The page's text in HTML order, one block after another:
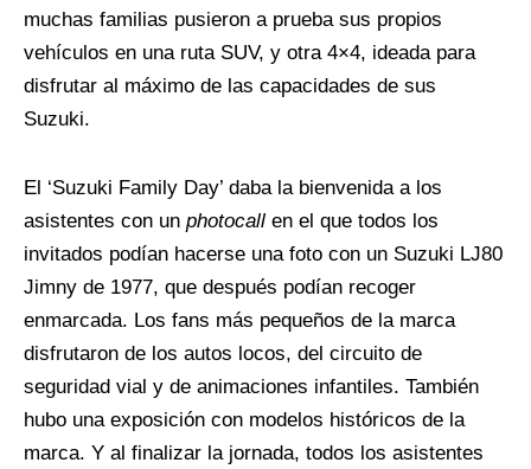
muchas familias pusieron a prueba sus propios
vehículos en una ruta SUV, y otra 4×4, ideada para
disfrutar al máximo de las capacidades de sus
Suzuki.
El ‘Suzuki Family Day’ daba la bienvenida a los
asistentes con un photocall en el que todos los
invitados podían hacerse una foto con un Suzuki LJ80
Jimny de 1977, que después podían recoger
enmarcada. Los fans más pequeños de la marca
disfrutaron de los autos locos, del circuito de
seguridad vial y de animaciones infantiles. También
hubo una exposición con modelos históricos de la
marca. Y al finalizar la jornada, todos los asistentes